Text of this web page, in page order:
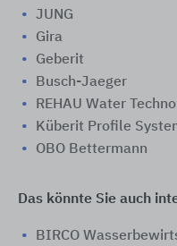
JUNG
Gira
Geberit
Busch-Jaeger
REHAU Water
Küberit Profile
OBO Bettermann
Das könnte Sie auch
BIRCO